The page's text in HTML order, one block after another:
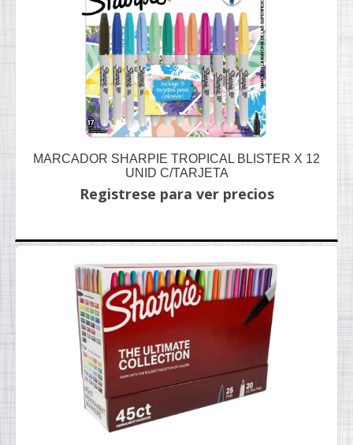
MARCADOR SHARPIE TROPICAL BLISTER X 12
UNID C/TARJETA
Registrese para ver precios